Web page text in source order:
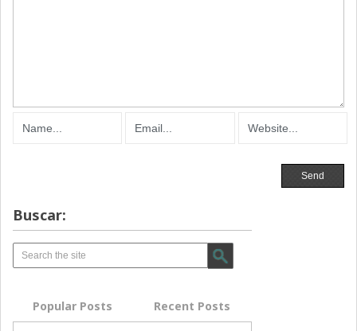
Buscar:
Popular Posts Recent Posts